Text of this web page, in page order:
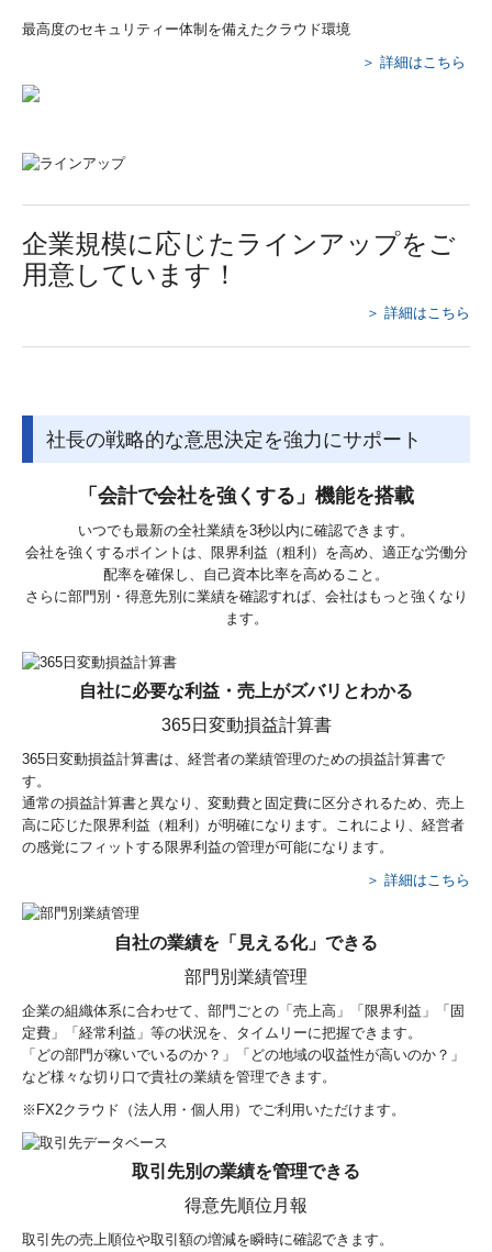
最高度のセキュリティー体制を備えたクラウド環境
＞ 詳細はこちら
企業規模に応じたラインアップをご
⽤意しています！
＞ 詳細はこちら
社長の戦略的な意思決定を強力にサポート
「会計で会社を強くする」機能を搭載
いつでも最新の全社業績を3秒以内に確認できます。
会社を強くするポイントは、限界利益（粗利）を高め、適正な労働分
配率を確保し、自己資本比率を高めること。
さらに部門別・得意先別に業績を確認すれば、会社はもっと強くなり
ます。
自社に必要な利益・売上がズバリとわかる
365日変動損益計算書
365日変動損益計算書は、経営者の業績管理のための損益計算書で
す。
通常の損益計算書と異なり、変動費と固定費に区分されるため、売上
高に応じた限界利益（粗利）が明確になります。これにより、経営者
の感覚にフィットする限界利益の管理が可能になります。
＞ 詳細はこちら
自社の業績を「見える化」できる
部門別業績管理
企業の組織体系に合わせて、部門ごとの「売上高」「限界利益」「固
定費」「経常利益」等の状況を、タイムリーに把握できます。
「どの部門が稼いでいるのか？」「どの地域の収益性が高いのか？」
など様々な切り口で貴社の業績を管理できます。
※ FX2クラウド（法人用・個人用）でご利用いただけます。
取引先別の業績を管理できる
得意先順位月報
取引先の売上順位や取引額の増減を瞬時に確認できます。